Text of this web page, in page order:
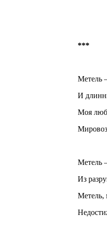
***
Метель
И
Моя
Метель
Из
Метель,